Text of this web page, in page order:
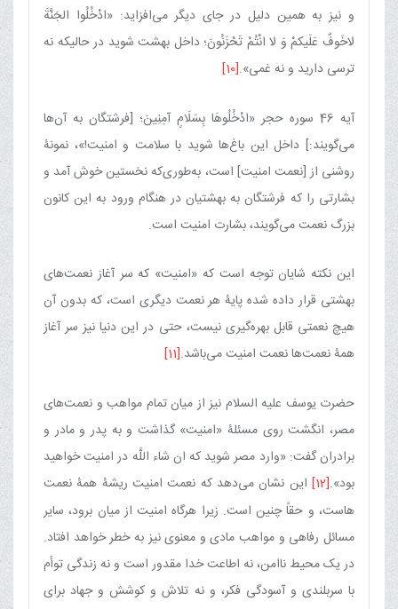
و نیز به همین دلیل در جای دیگر می‌افزاید: «ادْخُلُوا الجَنَّةَ
لاخَوفٌ عَلَیکمْ وَ لا انْتُمْ تَحْزَنُونَ؛ داخل‏ بهشت شوید در حالیکه نه
ترسی دارید و نه غمی».[10]
آیه 46 سوره حجر «ادْخُلُوهَا بِسَلَامٍ آمِنِینَ؛ [فرشتگان به آن‌ها
می‌گویند:] داخل این باغ‌ها شوید با سلامت و امنیت!»، نمونۀ‏
روشنی‏ از [نعمت امنیت] است‏، به‌طوری‌که نخستین خوش آمد و
بشارتی را که فرشتگان به بهشتیان در هنگام ورود به این کانون
بزرگ نعمت می‌گویند، بشارت امنیت است.
این نکته شایان توجه است که «امنیت» که سر آغاز نعمت‌های
بهشتی قرار داده شده پایۀ هر نعمت دیگری است، که بدون آن
هیچ نعمتی قابل بهره‌گیری نیست، حتی در این دنیا نیز سر آغاز
همۀ نعمت‌ها نعمت امنیت می‌باشد.[11]
حضرت یوسف علیه السلام نیز از میان تمام مواهب و نعمت‌های
مصر، انگشت روی مسئلۀ «امنیت» گذاشت و به پدر و مادر و
برادران گفت: «وارد مصر شوید که ان شاء اللَّه در امنیت خواهید
بود».[12] این نشان می‌دهد که نعمت امنیت ریشۀ همۀ نعمت
هاست، و حقاً چنین است. زیرا هرگاه امنیت از میان برود، سایر
مسائل رفاهی و مواهب مادی و معنوی نیز به خطر خواهد افتاد.
در یک محیط ناامن، نه اطاعت خدا مقدور است و نه زندگی توأم
با سربلندی و آسودگی فکر، و نه تلاش و کوشش و جهاد برای